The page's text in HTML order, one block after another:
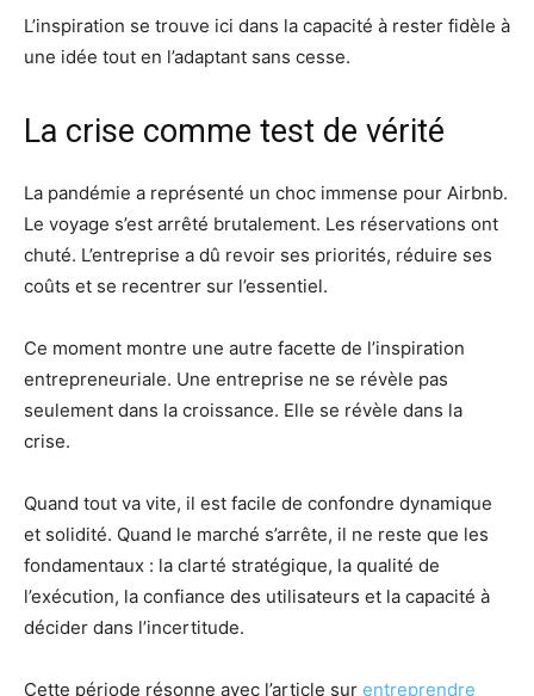
L’inspiration se trouve ici dans la capacité à rester fidèle à
une idée tout en l’adaptant sans cesse.
La crise comme test de vérité
La pandémie a représenté un choc immense pour Airbnb.
Le voyage s’est arrêté brutalement. Les réservations ont
chuté. L’entreprise a dû revoir ses priorités, réduire ses
coûts et se recentrer sur l’essentiel.
Ce moment montre une autre facette de l’inspiration
entrepreneuriale. Une entreprise ne se révèle pas
seulement dans la croissance. Elle se révèle dans la
crise.
Quand tout va vite, il est facile de confondre dynamique
et solidité. Quand le marché s’arrête, il ne reste que les
fondamentaux : la clarté stratégique, la qualité de
l’exécution, la confiance des utilisateurs et la capacité à
décider dans l’incertitude.
Cette période résonne avec l’article sur entreprendre